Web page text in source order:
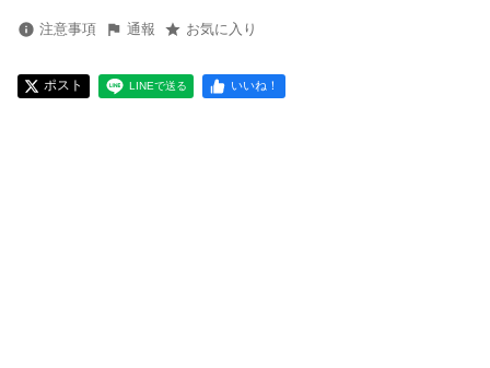
注意事項 通報 お気に入り
ポスト LINEで送る いいね！